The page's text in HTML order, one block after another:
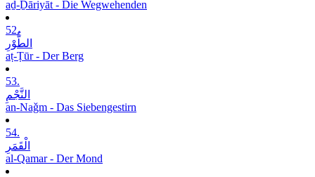
aḏ-Ḏāriyāt - Die Wegwehenden
52.
الطُّوْرِ
aṭ-Ṭūr - Der Berg
53.
النَّجْمِ
an-Naǧm - Das Siebengestirn
54.
الْقَمَرِ
al-Qamar - Der Mond